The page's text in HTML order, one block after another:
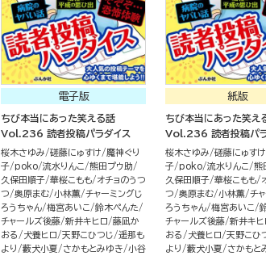
電子版
ちび本当にあった笑える話
Vol.236 読者投稿パラダイス
桜木さゆみ 磋藤にゅすけ
魔神ぐり
子
poko 流水りんこ
熊田プウ助
久保田順子 華桜こもも
オチョのうつ
つ
奥原まむ 小林薫 チャーミングじ
ろうちゃん 梅宮あいこ
鈴木ぺんた
チャールズ後藤 新井キヒロ
藤凪か
おる
犬養ヒロ 天野こひつじ
遥那も
より
藪犬小夏 さかもとみゆき
小谷
紙版
ちび本当にあった笑え
Vol.236 読者投稿パラ
桜木さゆみ 磋藤にゅすけ
子
poko 流水りんこ
熊
久保田順子 華桜こもも
つ
奥原まむ 小林薫 チ
ろうちゃん 梅宮あいこ
チャールズ後藤 新井キヒ
おる
犬養ヒロ 天野こひ
より
藪犬小夏 さかもと